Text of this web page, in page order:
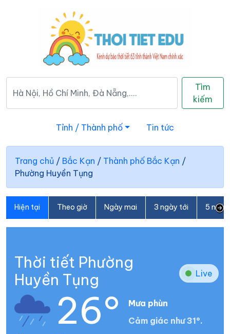
Tìm
kiếm
Tỉnh / Thành phố Tin tức
Trang chủ / Bắc Kạn / Thành phố Bắc Kạn /
Phường Huyền Tụng
Hiện tại Theo giờ Ngày mai 3 ngày tới 5
Thời tiết Phường
Huyền Tụng
Live
26°
Mưa phùn
Cảm giác như 31°.